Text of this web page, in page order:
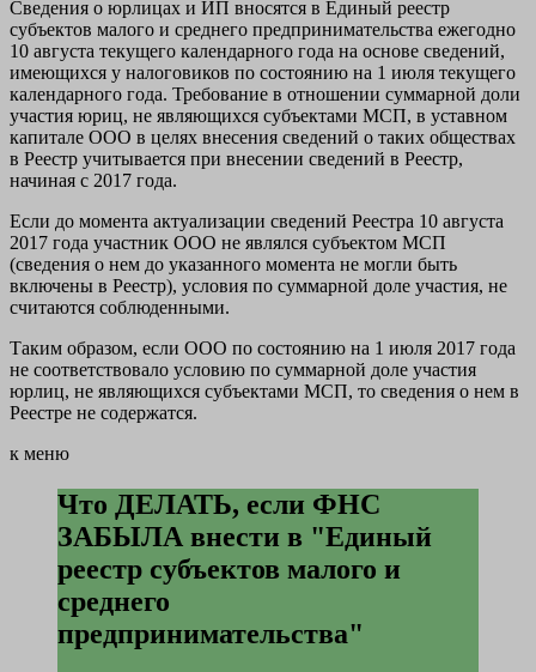
Сведения о юрлицах и ИП вносятся в Единый реестр
субъектов малого и среднего предпринимательства ежегодно
10 августа текущего календарного года на основе сведений,
имеющихся у налоговиков по состоянию на 1 июля текущего
календарного года. Требование в отношении суммарной доли
участия юриц, не являющихся субъектами МСП, в уставном
капитале ООО в целях внесения сведений о таких обществах
в Реестр учитывается при внесении сведений в Реестр,
начиная с 2017 года.
Если до момента актуализации сведений Реестра 10 августа
2017 года участник ООО не являлся субъектом МСП
(сведения о нем до указанного момента не могли быть
включены в Реестр), условия по суммарной доле участия, не
считаются соблюденными.
Таким образом, если ООО по состоянию на 1 июля 2017 года
не соответствовало условию по суммарной доле участия
юрлиц, не являющихся субъектами МСП, то сведения о нем в
Реестре не содержатся.
к меню
Что ДЕЛАТЬ, если ФНС
ЗАБЫЛА внести в "Единый
реестр субъектов малого и
среднего
предпринимательства"